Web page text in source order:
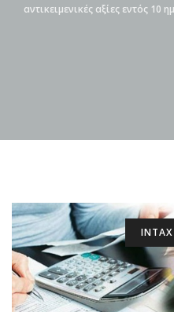
αντικειμενικές αξίες εντός 10
INTAX